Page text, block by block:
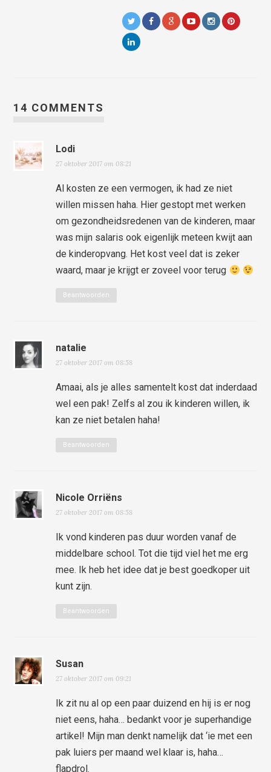
14 COMMENTS
Lodi
27 oktober 2017 om 08:21
Al kosten ze een vermogen, ik had ze niet
willen missen haha. Hier gestopt met werken
om gezondheidsredenen van de kinderen, maar
was mijn salaris ook eigenlijk meteen kwijt aan
de kinderopvang. Het kost veel dat is zeker
waard, maar je krijgt er zoveel voor terug
Beantwoorden
natalie
27 oktober 2017 om 08:58
Amaai, als je alles samentelt kost dat inderdaad
wel een pak! Zelfs al zou ik kinderen willen, ik
kan ze niet betalen haha!
Beantwoorden
Nicole Orriëns
27 oktober 2017 om 08:58
Ik vond kinderen pas duur worden vanaf de
middelbare school. Tot die tijd viel het me erg
mee. Ik heb het idee dat je best goedkoper uit
kunt zijn.
Beantwoorden
Susan
27 oktober 2017 om 09:21
Ik zit nu al op een paar duizend en hij is er nog
niet eens, haha… bedankt voor je superhandige
artikel! Mijn man denkt namelijk dat ‘ie met een
pak luiers per maand wel klaar is, haha…
flapdrol.